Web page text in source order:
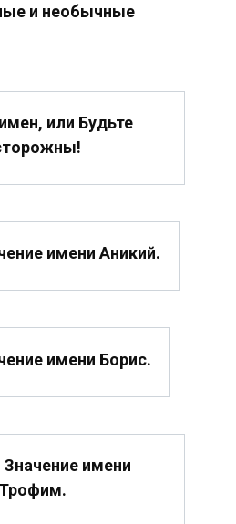
и необычные
или Будьте
имени Аникий.
имени Борис.
имени
Трофим.